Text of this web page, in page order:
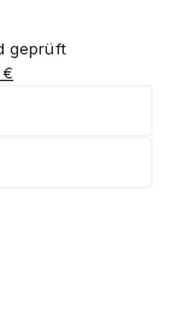
geprüft